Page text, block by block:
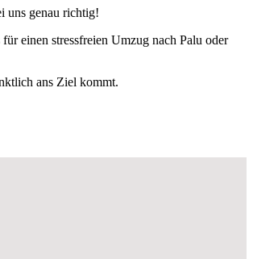
uns genau richtig!
einen stressfreien Umzug nach Palu oder
ans Ziel kommt.